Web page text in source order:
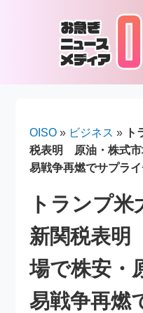
OISO » ビジネス »
税表明 原油・株式
易戦争再燃でサプラ
トランプ
新関税表
場で株安
易戦争再燃